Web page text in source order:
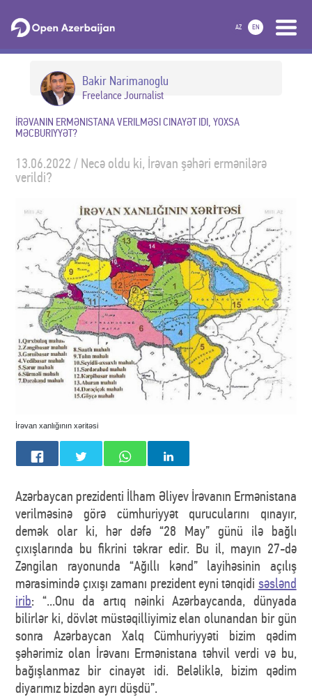
AZ EN
Bakir Narimanoglu
Freelance Journalist
İRƏVANIN ERMƏNISTANA VERILMƏSI CINAYƏT IDI, YOXSA
MƏCBURIYYƏT?
13.06.2022 / Necə oldu ki, İrəvan şəhəri ermənilərə
verildi?
İrəvan xanlığının xəritəsi
Azərbaycan prezidenti İlham Əliyev İrəvanın Ermənistana
verilməsinə görə cümhuriyyət qurucularını qınayır,
demək olar ki, hər dəfə “28 May” günü ilə bağlı
çıxışlarında bu fikrini təkrar edir. Bu il, mayın 27-də
Zəngilan rayonunda “Ağıllı kənd” layihəsinin açılış
mərasimində çıxışı zamanı prezident eyni tənqidi səslənd
irib: “...Onu da artıq nəinki Azərbaycanda, dünyada
bilirlər ki, dövlət müstəqilliyimiz elan olunandan bir gün
sonra Azərbaycan Xalq Cümhuriyyəti bizim qədim
şəhərimiz olan İrəvanı Ermənistana təhvil verdi və bu,
bağışlanmaz bir cinayət idi. Beləliklə, bizim qədim
diyarımız bizdən ayrı düşdü”.